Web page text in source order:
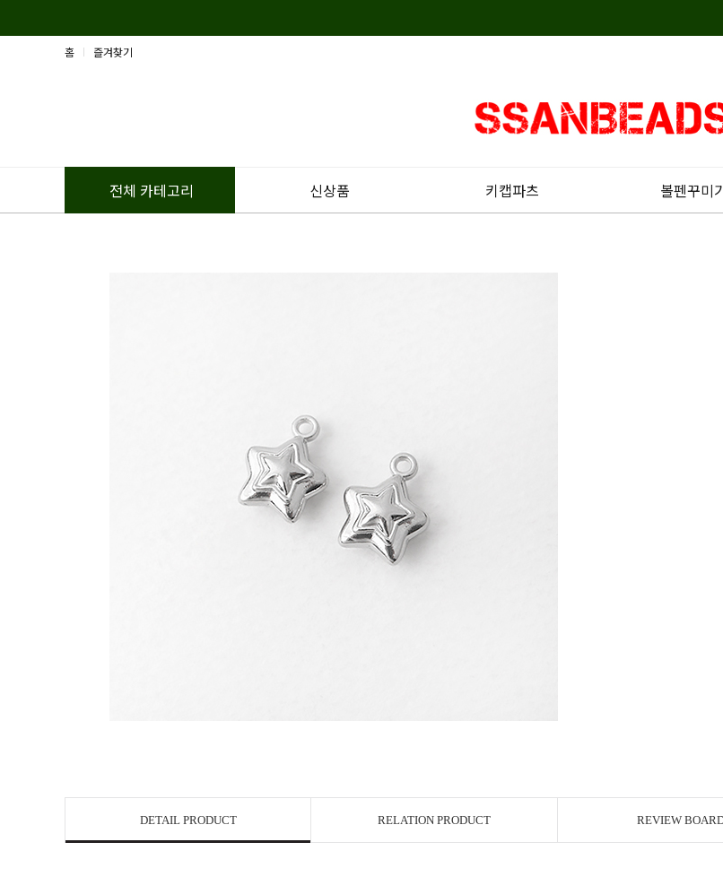
홈 즐겨찾기
전체 카테고리 신상품 키캡파츠 볼펜꾸미
DETAIL PRODUCT RELATION PRODUCT REVIEW